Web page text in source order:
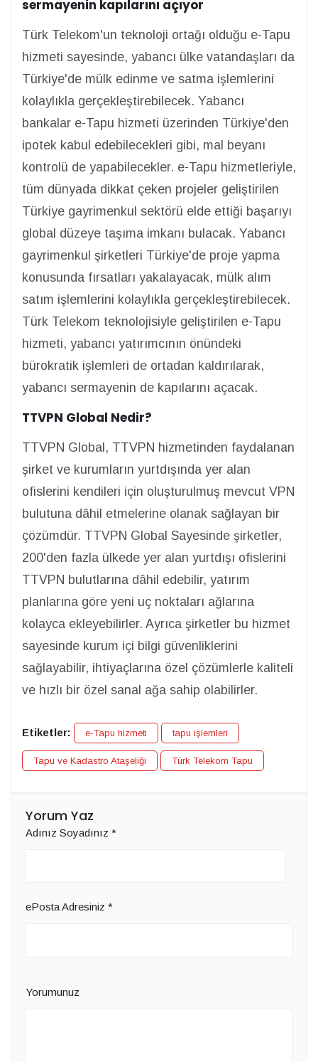
sermayenin kapılarını açıyor
Türk Telekom'un teknoloji ortağı olduğu e-Tapu
hizmeti sayesinde, yabancı ülke vatandaşları da
Türkiye'de mülk edinme ve satma işlemlerini
kolaylıkla gerçekleştirebilecek. Yabancı
bankalar e-Tapu hizmeti üzerinden Türkiye'den
ipotek kabul edebilecekleri gibi, mal beyanı
kontrolü de yapabilecekler. e-Tapu hizmetleriyle,
tüm dünyada dikkat çeken projeler geliştirilen
Türkiye gayrimenkul sektörü elde ettiği başarıyı
global düzeye taşıma imkanı bulacak. Yabancı
gayrimenkul şirketleri Türkiye'de proje yapma
konusunda fırsatları yakalayacak, mülk alım
satım işlemlerini kolaylıkla gerçekleştirebilecek.
Türk Telekom teknolojisiyle geliştirilen e-Tapu
hizmeti, yabancı yatırımcının önündeki
bürokratik işlemleri de ortadan kaldırılarak,
yabancı sermayenin de kapılarını açacak.
TTVPN Global Nedir?
TTVPN Global, TTVPN hizmetinden faydalanan
şirket ve kurumların yurtdışında yer alan
ofislerini kendileri için oluşturulmuş mevcut VPN
bulutuna dâhil etmelerine olanak sağlayan bir
çözümdür. TTVPN Global Sayesinde şirketler,
200'den fazla ülkede yer alan yurtdışı ofislerini
TTVPN bulutlarına dâhil edebilir, yatırım
planlarına göre yeni uç noktaları ağlarına
kolayca ekleyebilirler. Ayrıca şirketler bu hizmet
sayesinde kurum içi bilgi güvenliklerini
sağlayabilir, ihtiyaçlarına özel çözümlerle kaliteli
ve hızlı bir özel sanal ağa sahip olabilirler.
Etiketler: e-Tapu hizmeti tapu işlemleri
Tapu ve Kadastro Ataşeliği Türk Telekom Tapu
Yorum Yaz
Adınız Soyadınız *
ePosta Adresiniz *
Yorumunuz